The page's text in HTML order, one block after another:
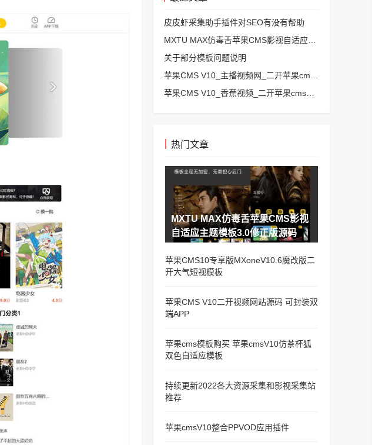
皮皮虾采集助手插件对SEO有没有帮助
关于部分模板问题说明
热门文章
MXTU MAX仿毒舌苹果CMS影视
自适应主题模板3.0修正版源码
苹果CMS10专享版MXoneV10.6魔改版二
开大气短视模板
苹果CMS V10二开视频网站源码 可封装双
端APP
苹果cms模板购买 苹果cmsV10仿茶杯狐
双色自适应模板
持续更新2022各大资源采集和影视采集站
推荐
苹果cmsV10整合PPVOD应用插件